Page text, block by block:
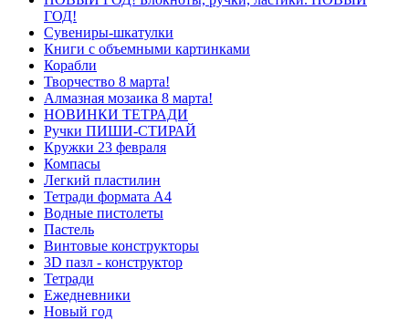
ГОД!
Сувениры-шкатулки
Книги с объемными картинками
Корабли
Творчество 8 марта!
Алмазная мозаика 8 марта!
НОВИНКИ ТЕТРАДИ
Ручки ПИШИ-СТИРАЙ
Кружки 23 февраля
Компасы
Легкий пластилин
Тетради формата А4
Водные пистолеты
Пастель
Винтовые конструкторы
3D пазл - конструктор
Тетради
Ежедневники
Новый год